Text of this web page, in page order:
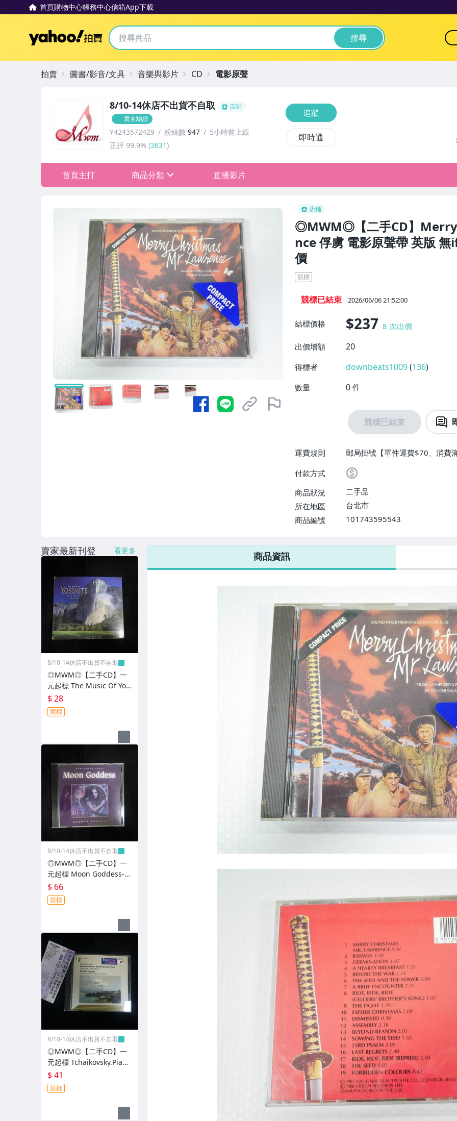
首頁購物中心帳務中心信箱App下載
Yahoo拍賣 搜尋
店鋪
◎MWM◎【二手CD】
nce 俘虜 電影原聲帶 英版
價
競標
競標已結束 2026/06/06 21:52:00
結標價格 $237 8 次出價
出價增額
20
得標者 downbeats1009 (136)
數量 0件
競標已結束
運費規則
郵局掛號【單件運費$70、消費
【免運費】
付款方式
商品狀況
二手品
所在地區
台北市
商品編號
101743595543
8/10-14休店不出貨不自取
店鋪
實名驗證
Y4243572429 粉絲數 947
5小時前上線
正評 99.9% (3631)
追蹤
即時通
首頁主打 商品分類
★1元起標!無底價★週日結標
★1元起標★日韓CD●週日結標
商品補單區(非指定帳號勿下標)
運費補款專區
其它
直播影片
拍賣 圖書/影音/文具 音樂與影片 CD 電影原聲
商品資訊
賣家最新刊登 看更多
8/10-14休店不出貨不自取
◎MWM◎【二手CD】一
元起標 The Music Of Yos
emite Rick Erlien 紙盒摺
頁版 介紹本 光碟污痕少
$ 28
競標
8/10-14休店不出貨不自取
◎MWM◎【二手CD】一
元起標 Moon Goddess-M
edwyn Goodall 介紹紙 光
碟污痕少
$ 66
競標
8/10-14休店不出貨不自取
◎MWM◎【二手CD】一
元起標 Tchaikovsky.Piano
&Violin Concertos 有側標
光碟美版 介紹本 光碟污痕
少
$ 41
競標